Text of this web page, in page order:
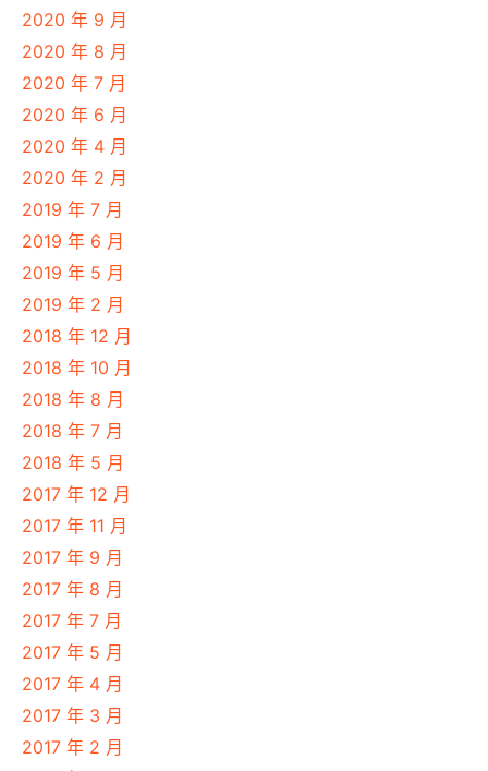
2020 年 9 月
2020 年 8 月
2020 年 7 月
2020 年 6 月
2020 年 4 月
2020 年 2 月
2019 年 7 月
2019 年 6 月
2019 年 5 月
2019 年 2 月
2018 年 12 月
2018 年 10 月
2018 年 8 月
2018 年 7 月
2018 年 5 月
2017 年 12 月
2017 年 11 月
2017 年 9 月
2017 年 8 月
2017 年 7 月
2017 年 5 月
2017 年 4 月
2017 年 3 月
2017 年 2 月